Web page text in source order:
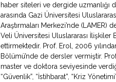
haber siteleri ve dergide uzmanlığı
arasında Gazi Üniversitesi
Araştırmaları Merkezi’nde (LAMER)
Veli Üniversitesi Uluslararası
ettirmektedir. Prof. Erol, 2006
Bölümü’nde de dersler vermiştir.
master ve doktora seviyesinde
“Güvenlik”, “İstihbarat”, “Kriz